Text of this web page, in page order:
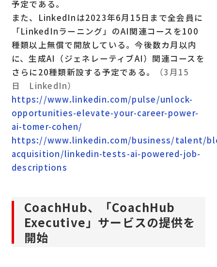
予定である。
また、LinkedInは2023年6月15日まで全会員に
「LinkedInラーニング」のAI関連コースを100
種類以上無償で開放している。今後数カ月以内
に、生成AI（ジェネレーティブAI）関連コースを
さらに20種類新設する予定である。
（3月15
日 LinkedIn）
https://www.linkedin.com/pulse/unlock-
opportunities-elevate-your-career-power-
ai-tomer-cohen/
https://www.linkedin.com/business/talent/
acquisition/linkedin-tests-ai-powered-job-
descriptions
CoachHub、「CoachHub
Executive」サービスの提供を
開始